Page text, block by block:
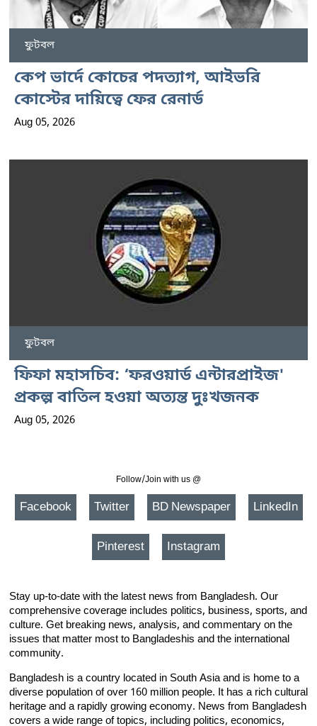
ফুটবল
কেপ ভার্দে কোচের পদত্যাগ, আইভরি
কোস্টের দায়িত্বে ফের রেনার্ড
Aug 05, 2026
ফুটবল
ফিফা মহাসচিব: ‘ফরওয়ার্ড এন্টারপ্রাইজ'
প্রকল্প বাতিল হওয়া অত্যন্ত দুঃখজনক
Aug 05, 2026
Follow/Join with us @
Facebook Twitter BD Newspaper LinkedIn
Pinterest Instagram
Stay up-to-date with the latest news from Bangladesh. Our
comprehensive coverage includes politics, business, sports, and
culture. Get breaking news, analysis, and commentary on the
issues that matter most to Bangladeshis and the international
community.
Bangladesh is a country located in South Asia and is home to a
diverse population of over 160 million people. It has a rich cultural
heritage and a rapidly growing economy. News from Bangladesh
covers a wide range of topics, including politics, economics,